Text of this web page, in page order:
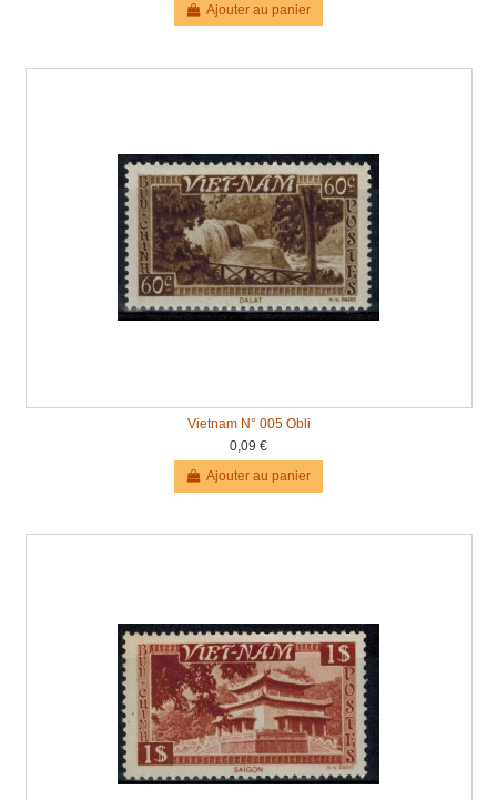
Ajouter au panier
Vietnam N° 005 Obli
0,09 €
Ajouter au panier